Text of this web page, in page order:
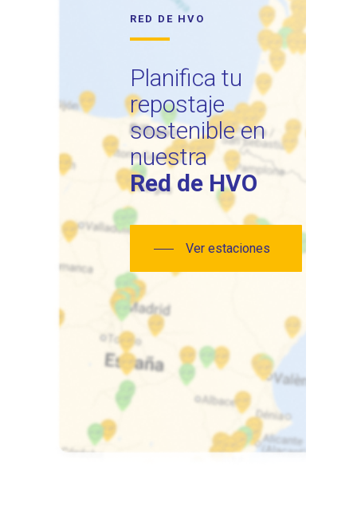
RED DE HVO
Planifica tu
repostaje
sostenible en
nuestra
Red de HVO
Ver estaciones